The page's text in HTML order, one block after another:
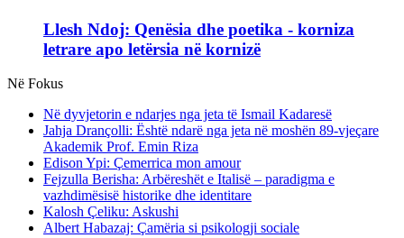
Llesh Ndoj: Qenësia dhe poetika - korniza
letrare apo letërsia në kornizë
Në Fokus
Në dyvjetorin e ndarjes nga jeta të Ismail Kadaresë
Jahja Drançolli: Është ndarë nga jeta në moshën 89-vjeçare
Akademik Prof. Emin Riza
Edison Ypi: Çemerrica mon amour
Fejzulla Berisha: Arbëreshët e Italisë – paradigma e
vazhdimësisë historike dhe identitare
Kalosh Çeliku: Askushi
Albert Habazaj: Çamëria si psikologji sociale